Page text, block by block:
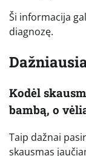
Ši informacija
diagnozę.
Kodėl
bambą, o
Taip dažnai
skausmas